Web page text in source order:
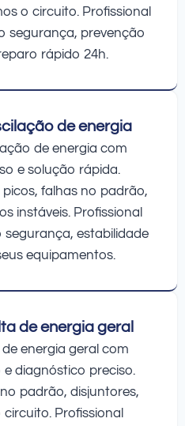
o circuito. Profissional
segurança, prevenção
rápido 24h.
de energia
de energia com
e solução rápida.
falhas no padrão,
instáveis. Profissional
estabilidade
equipamentos.
de energia geral
energia geral com
diagnóstico preciso.
padrão, disjuntores,
Profissional